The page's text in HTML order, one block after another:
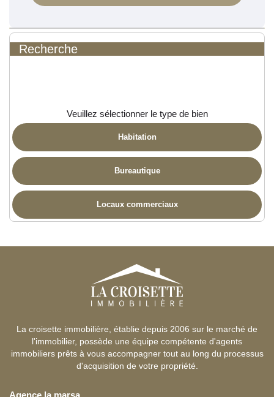
Recherche
Veuillez sélectionner le type de bien
Habitation
Bureautique
Locaux commerciaux
La croisette immobilière, établie depuis 2006 sur le marché de
l'immobilier, possède une équipe compétente d'agents
immobiliers prêts à vous accompagner tout au long du processus
d'acquisition de votre propriété.
Agence la marsa